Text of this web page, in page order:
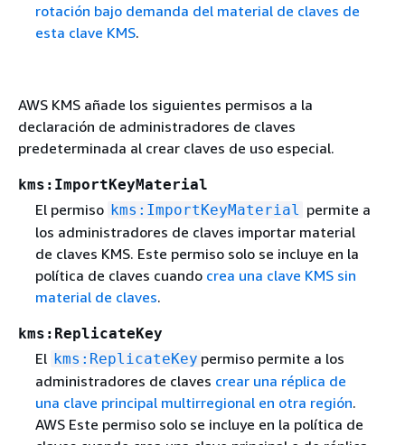
rotación bajo demanda del material de claves de
esta clave KMS.
AWS KMS añade los siguientes permisos a la
declaración de administradores de claves
predeterminada al crear claves de uso especial.
kms:ImportKeyMaterial
El permiso kms:ImportKeyMaterial
permite a
los administradores de claves importar material
de claves KMS. Este permiso solo se incluye en la
política de claves cuando crea una clave KMS sin
material de claves.
kms:ReplicateKey
El kms:ReplicateKey permiso permite a los
administradores de claves crear una réplica de
una clave principal multirregional en otra región.
AWS Este permiso solo se incluye en la política de